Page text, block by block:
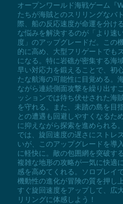
オープンワールド海戦ゲーム『
たちが海賊とのスリリングなバ
際、船の反応速度が命運を分け
な悩みを解決するのが「より速
度」のアップグレードだ。この
的に高め、大型フリゲートでも
になる。特に岩礁が密集する海
早い対応力を鍛えることで、初
たな航海の可能性に目覚める。
ながら連続側面攻撃を繰り出す
ッションでは待ち伏せされた海
を守れる。また、未踏の島を目
との遭遇も回避しやすくなるた
に抑えながら探索を進められる
では、旋回速度の遅さにストレ
いが、このアップグレードを導
に軽快に。敵の包囲網を突破す
複雑な地形の攻略が一気に快適
感を高めてくれる。ソロプレイ
機動性の進化が冒険の質を押し
すぐ旋回速度をアップして、広
リリングに体感しよう！